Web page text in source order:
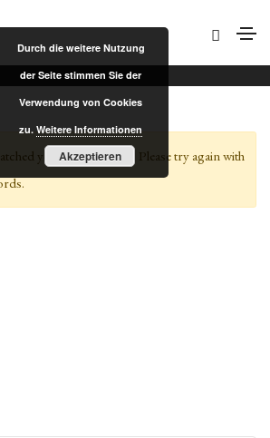
Design
Home Design
your search terms. Please try again with
Durch die weitere Nutzung
der Seite stimmen Sie der
Verwendung von Cookies
zu. Weitere Informationen
Akzeptieren